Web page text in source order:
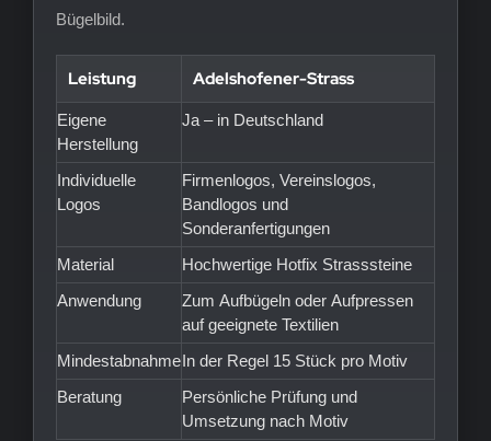
Bügelbild.
Leistung Adelshofener-Strass
Eigene
Herstellung
Ja – in Deutschland
Individuelle
Logos
Firmenlogos, Vereinslogos,
Bandlogos und
Sonderanfertigungen
Material
Hochwertige Hotfix Strasssteine
Anwendung
Zum Aufbügeln oder Aufpressen
auf geeignete Textilien
MindestabnahmeIn der Regel 15 Stück pro Motiv
Beratung
Persönliche Prüfung und
Umsetzung nach Motiv